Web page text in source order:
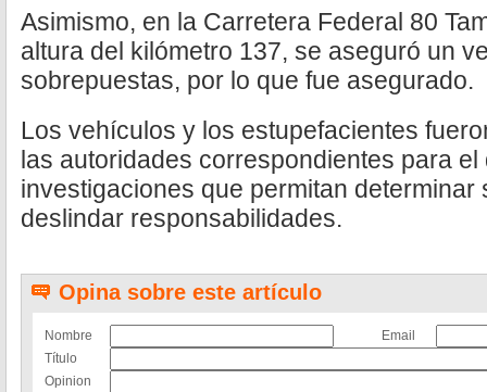
Asimismo, en la Carretera Federal 80
altura del kilómetro 137, se aseguró un
sobrepuestas, por lo que fue asegurado.
Los vehículos y los estupefacientes
las autoridades correspondientes para
investigaciones que permitan determinar
deslindar responsabilidades.
Opina sobre este artículo
Nombre
Email
Título
Opinion